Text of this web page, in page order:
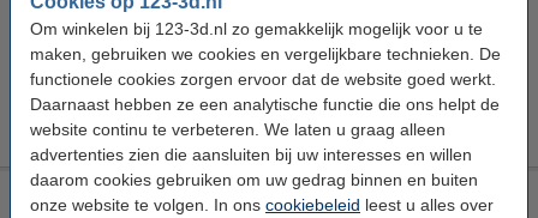
Om winkelen bij 123-3d.nl zo gemakkelijk mogelijk voor u te
maken, gebruiken we cookies en vergelijkbare technieken. De
functionele cookies zorgen ervoor dat de website goed werkt.
Daarnaast hebben ze een analytische functie die ons helpt de
website continu te verbeteren. We laten u graag alleen
advertenties zien die aansluiten bij uw interesses en willen
daarom cookies gebruiken om uw gedrag binnen en buiten
onze website te volgen. In ons cookiebeleid leest u alles over
Bekijk de specificaties en beschrijving
Direct leverbaar
Nu bestellen is morgen verstuurd
€ 1,50 Bestellen
KFL8 lager as-bevestiging (2 stuks)